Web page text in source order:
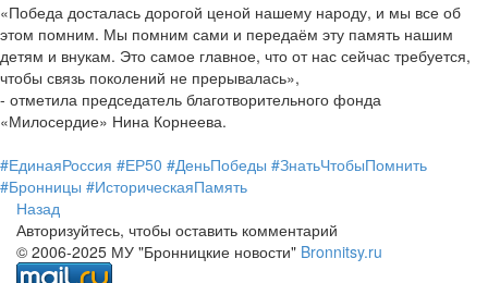
«Победа досталась дорогой ценой нашему народу, и мы все об
этом помним. Мы помним сами и передаём эту память нашим
детям и внукам. Это самое главное, что от нас сейчас требуется,
чтобы связь поколений не прерывалась»,
- отметила председатель благотворительного фонда
«Милосердие» Нина Корнеева.
#ЕдинаяРоссия #ЕР50 #ДеньПобеды #ЗнатьЧтобыПомнить
#Бронницы #ИсторическаяПамять
Назад
Авторизуйтесь, чтобы оставить комментарий
© 2006-2025 МУ "Бронницкие новости" Bronnitsy.ru